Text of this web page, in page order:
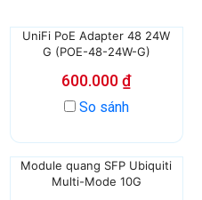
UniFi PoE Adapter 48 24W
G (POE-48-24W-G)
600.000₫
So sánh
Module quang SFP Ubiquiti
Multi-Mode 10G